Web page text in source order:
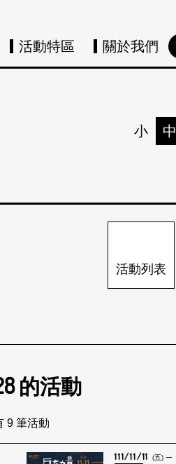
活動特區 關於我們
小 中
活動列表
的活動
9 筆活動
111/11/11 (五)